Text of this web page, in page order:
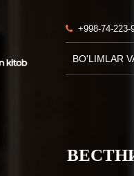
+998-74-223-
BO'LIMLAR